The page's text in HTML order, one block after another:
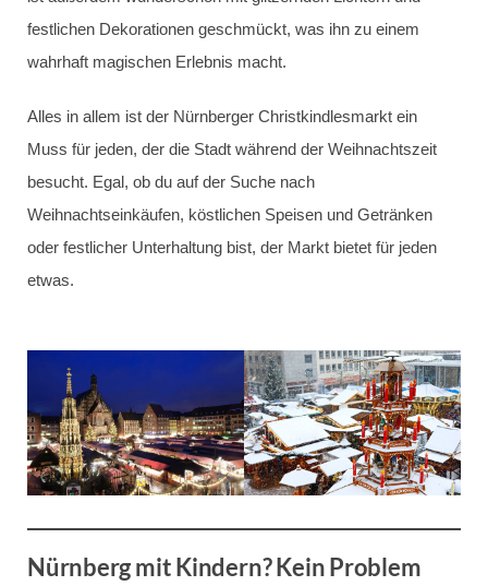
festlichen Dekorationen geschmückt, was ihn zu einem
wahrhaft magischen Erlebnis macht.
Alles in allem ist der Nürnberger Christkindlesmarkt ein
Muss für jeden, der die Stadt während der Weihnachtszeit
besucht. Egal, ob du auf der Suche nach
Weihnachtseinkäufen, köstlichen Speisen und Getränken
oder festlicher Unterhaltung bist, der Markt bietet für jeden
etwas.
Nürnberg mit Kindern? Kein Problem